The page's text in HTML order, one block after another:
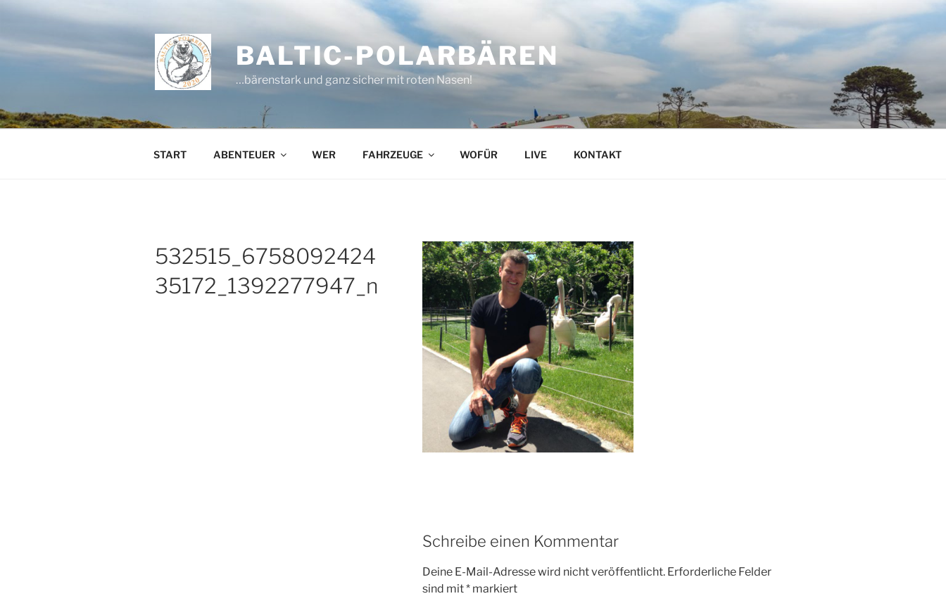
Zum
springen
BALTIC-POLARBÄREN
…bärenstark und ganz sicher mit roten Nasen!
START ABENTEUER WER FAHRZEUGE WOFÜR LIVE KONTAKT
532515_6758092424
35172_1392277947_n
Schreibe einen Kommentar
Deine E-Mail-Adresse wird nicht veröffentlicht. Erforderliche Felder
sind mit*markiert